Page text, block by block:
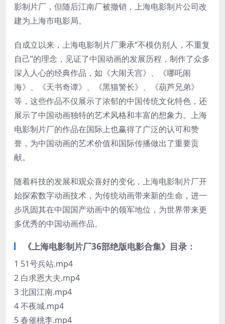
影制片厂，但随后江南厂被撤销，上海电影制片公司改
建为上海市电影局。
自成立以来，上海电影制片厂秉承“不模仿别人，不重复
自己”的理念，见证了中国动画的发展历程，制作了众多
深入人心的经典作品，如《大闹天宫》、《哪吒闹
海》、《天书奇谭》、《黑猫警长》、《葫芦兄弟》
等，这些作品不仅展示了浓郁的中国传统文化特色，还
展示了中国动画独特的艺术风格和丰富的想象力。上海
电影制片厂的作品在国际上也赢得了广泛的认可和赞
誉，为中国动画的艺术价值和国际传播做出了重要贡
献。
随着科技的发展和观众喜好的变化，上海电影制片厂开
始探索数字动画技术，为传统动画带来新的生命，进一
步巩固其在中国国产动画中的领军地位，为世界带来更
多优秀的中国动画作品‌。
《上海电影制片厂36部绝版电影合集》目录：
1 51号兵站.mp4
2 白求恩大夫.mp4
3 北国江南.mp4
4 不夜城.mp4
5 春催桃李.mp4